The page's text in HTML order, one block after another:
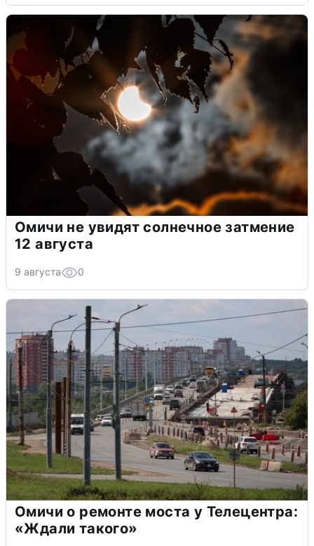
Омичи не увидят солнечное затмение
12 августа
9 августа 0
Омичи о ремонте моста у Телецентра:
«Ждали такого»